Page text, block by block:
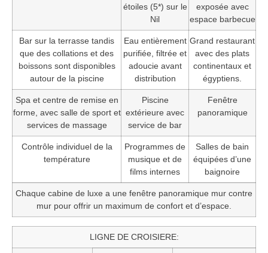
étoiles (5*) sur le
Nil
exposée avec
espace barbecue
Bar sur la terrasse tandis
que des collations et des
boissons sont disponibles
autour de la piscine
Eau entièrement
purifiée, filtrée et
adoucie avant
distribution
Grand restaurant
avec des plats
continentaux et
égyptiens.
Spa et centre de remise en
forme, avec salle de sport et
services de massage
Piscine
extérieure avec
service de bar
Fenêtre
panoramique
Contrôle individuel de la
température
Programmes de
musique et de
films internes
Salles de bain
équipées d’une
baignoire
Chaque cabine de luxe a une fenêtre panoramique mur contre
mur pour offrir un maximum de confort et d’espace.
LIGNE DE CROISIERE: